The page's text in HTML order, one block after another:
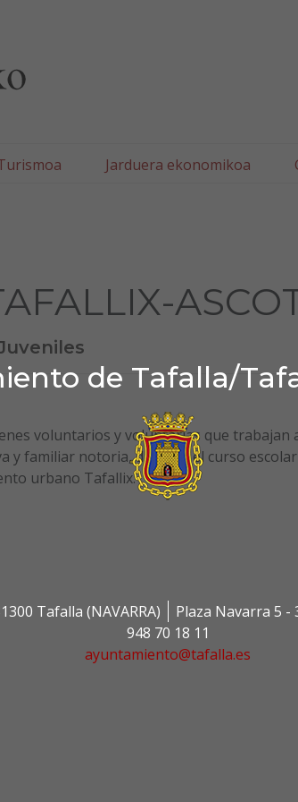
de Tafalla/
Tafalla (NAVARRA)
Plaza Navarra 5 -
948 70 18 11
ayuntamiento@tafalla.es
Jarduera ekonomikoa
voluntarios y voluntarias que trabajan
y familiar notoria, durante el curso
urbano Tafallix.